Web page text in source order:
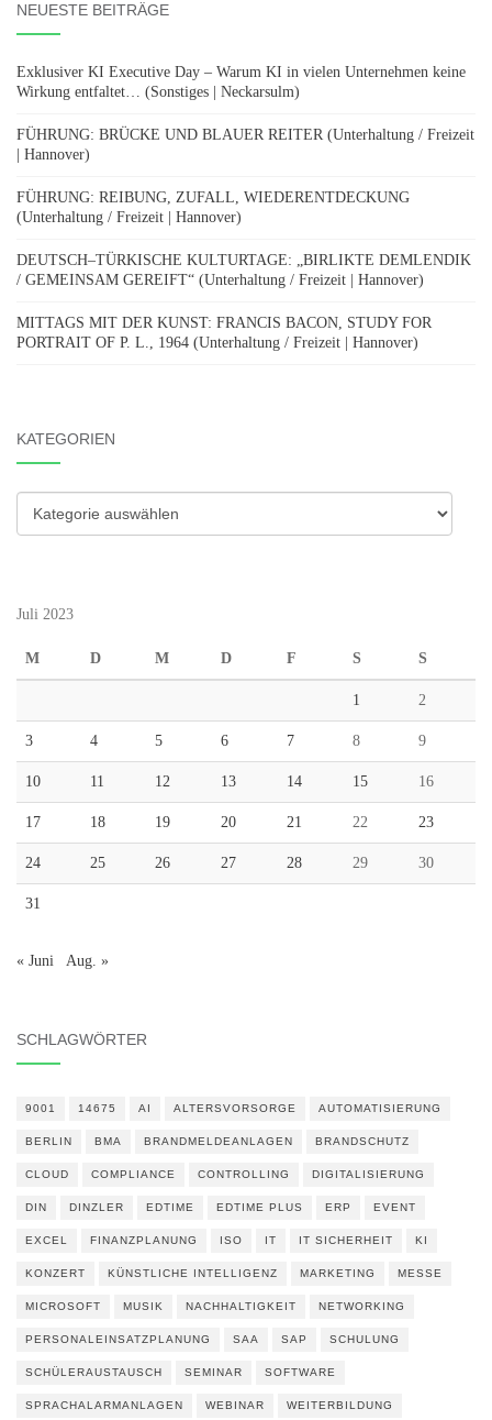
NEUESTE BEITRÄGE
Exklusiver KI Executive Day – Warum KI in vielen Unternehmen keine
Wirkung entfaltet… (Sonstiges | Neckarsulm)
FÜHRUNG: BRÜCKE UND BLAUER REITER (Unterhaltung / Freizeit
| Hannover)
FÜHRUNG: REIBUNG, ZUFALL, WIEDERENTDECKUNG
(Unterhaltung / Freizeit | Hannover)
DEUTSCH–TÜRKISCHE KULTURTAGE: „BIRLIKTE DEMLENDIK
/ GEMEINSAM GEREIFT“ (Unterhaltung / Freizeit | Hannover)
MITTAGS MIT DER KUNST: FRANCIS BACON, STUDY FOR
PORTRAIT OF P. L., 1964 (Unterhaltung / Freizeit | Hannover)
KATEGORIEN
Kategorien
Juli 2023
M D M D F S S
1 2
3 4 5 6 7 8 9
10 11 12 13 14 15 16
17 18 19 20 21 22 23
24 25 26 27 28 29 30
31
« Juni Aug. »
SCHLAGWÖRTER
9001 14675 AI ALTERSVORSORGE AUTOMATISIERUNG
BERLIN BMA BRANDMELDEANLAGEN BRANDSCHUTZ
CLOUD COMPLIANCE CONTROLLING DIGITALISIERUNG
DIN DINZLER EDTIME EDTIME PLUS ERP EVENT
EXCEL FINANZPLANUNG ISO IT IT SICHERHEIT KI
KONZERT KÜNSTLICHE INTELLIGENZ MARKETING MESSE
MICROSOFT MUSIK NACHHALTIGKEIT NETWORKING
PERSONALEINSATZPLANUNG SAA SAP SCHULUNG
SCHÜLERAUSTAUSCH SEMINAR SOFTWARE
SPRACHALARMANLAGEN WEBINAR WEITERBILDUNG